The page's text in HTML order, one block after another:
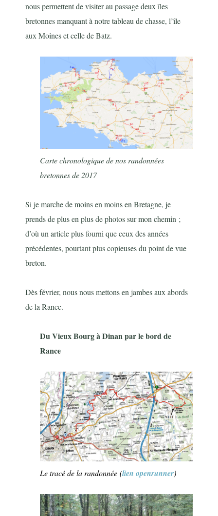
nous permettent de visiter au passage deux îles
bretonnes manquant à notre tableau de chasse, l’île
aux Moines et celle de Batz.
Carte chronologique de nos randonnées
bretonnes de 2017
Si je marche de moins en moins en Bretagne, je
prends de plus en plus de photos sur mon chemin ;
d’où un article plus fourni que ceux des années
précédentes, pourtant plus copieuses du point de vue
breton.
Dès février, nous nous mettons en jambes aux abords
de la Rance.
Du Vieux Bourg à Dinan par le bord de
Rance
Le tracé de la randonnée(lien openrunner)